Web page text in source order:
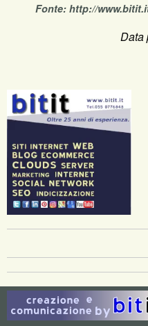
Fonte: http://
Data